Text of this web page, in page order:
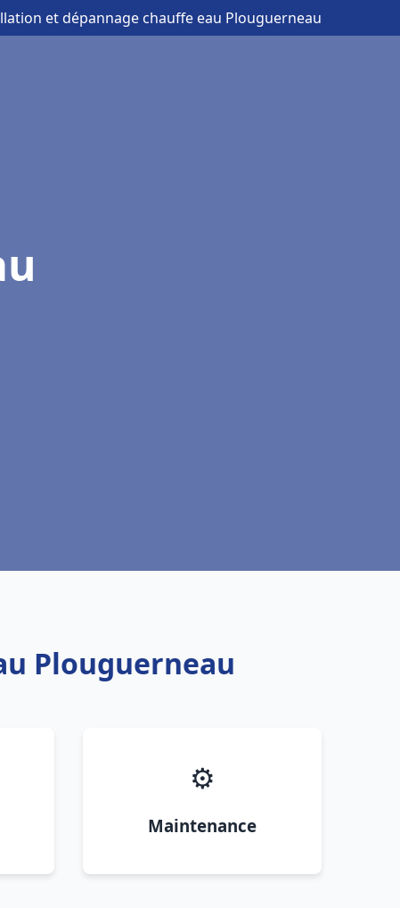
et dépannage chauffe eau Plouguerneau
Plouguerneau
⚙️
Maintenance